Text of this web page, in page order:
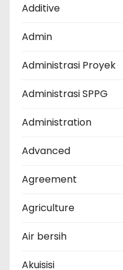
Additive
Admin
Administrasi Proyek
Administrasi SPPG
Administration
Advanced
Agreement
Agriculture
Air bersih
Akuisisi